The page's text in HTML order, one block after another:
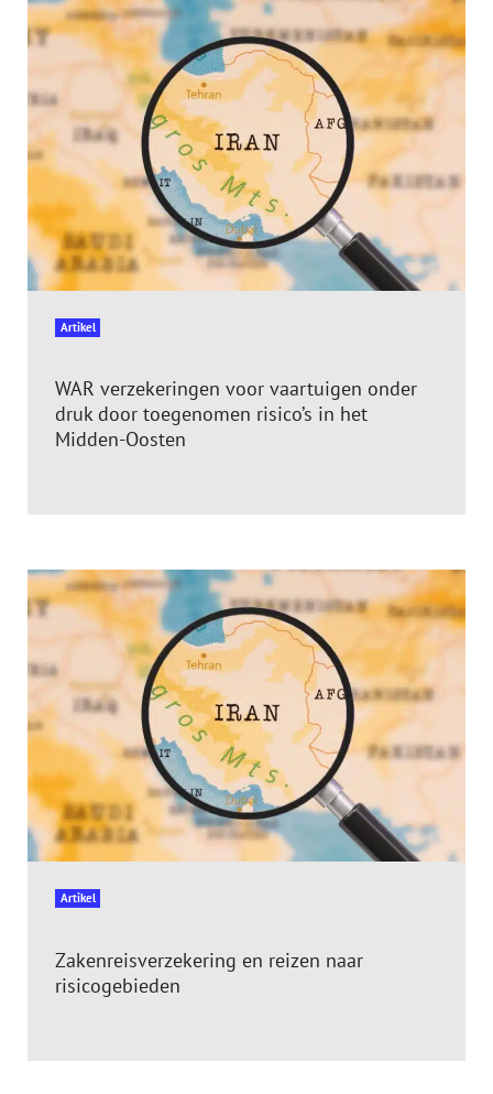
Artikel
WAR verzekeringen voor vaartuigen onder
druk door toegenomen risico’s in het
Midden-Oosten
Artikel
Zakenreisverzekering en reizen naar
risicogebieden